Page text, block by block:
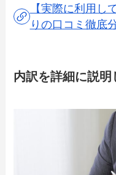
【実際に利用し
りの口コミ徹底
内訳を詳細に説明